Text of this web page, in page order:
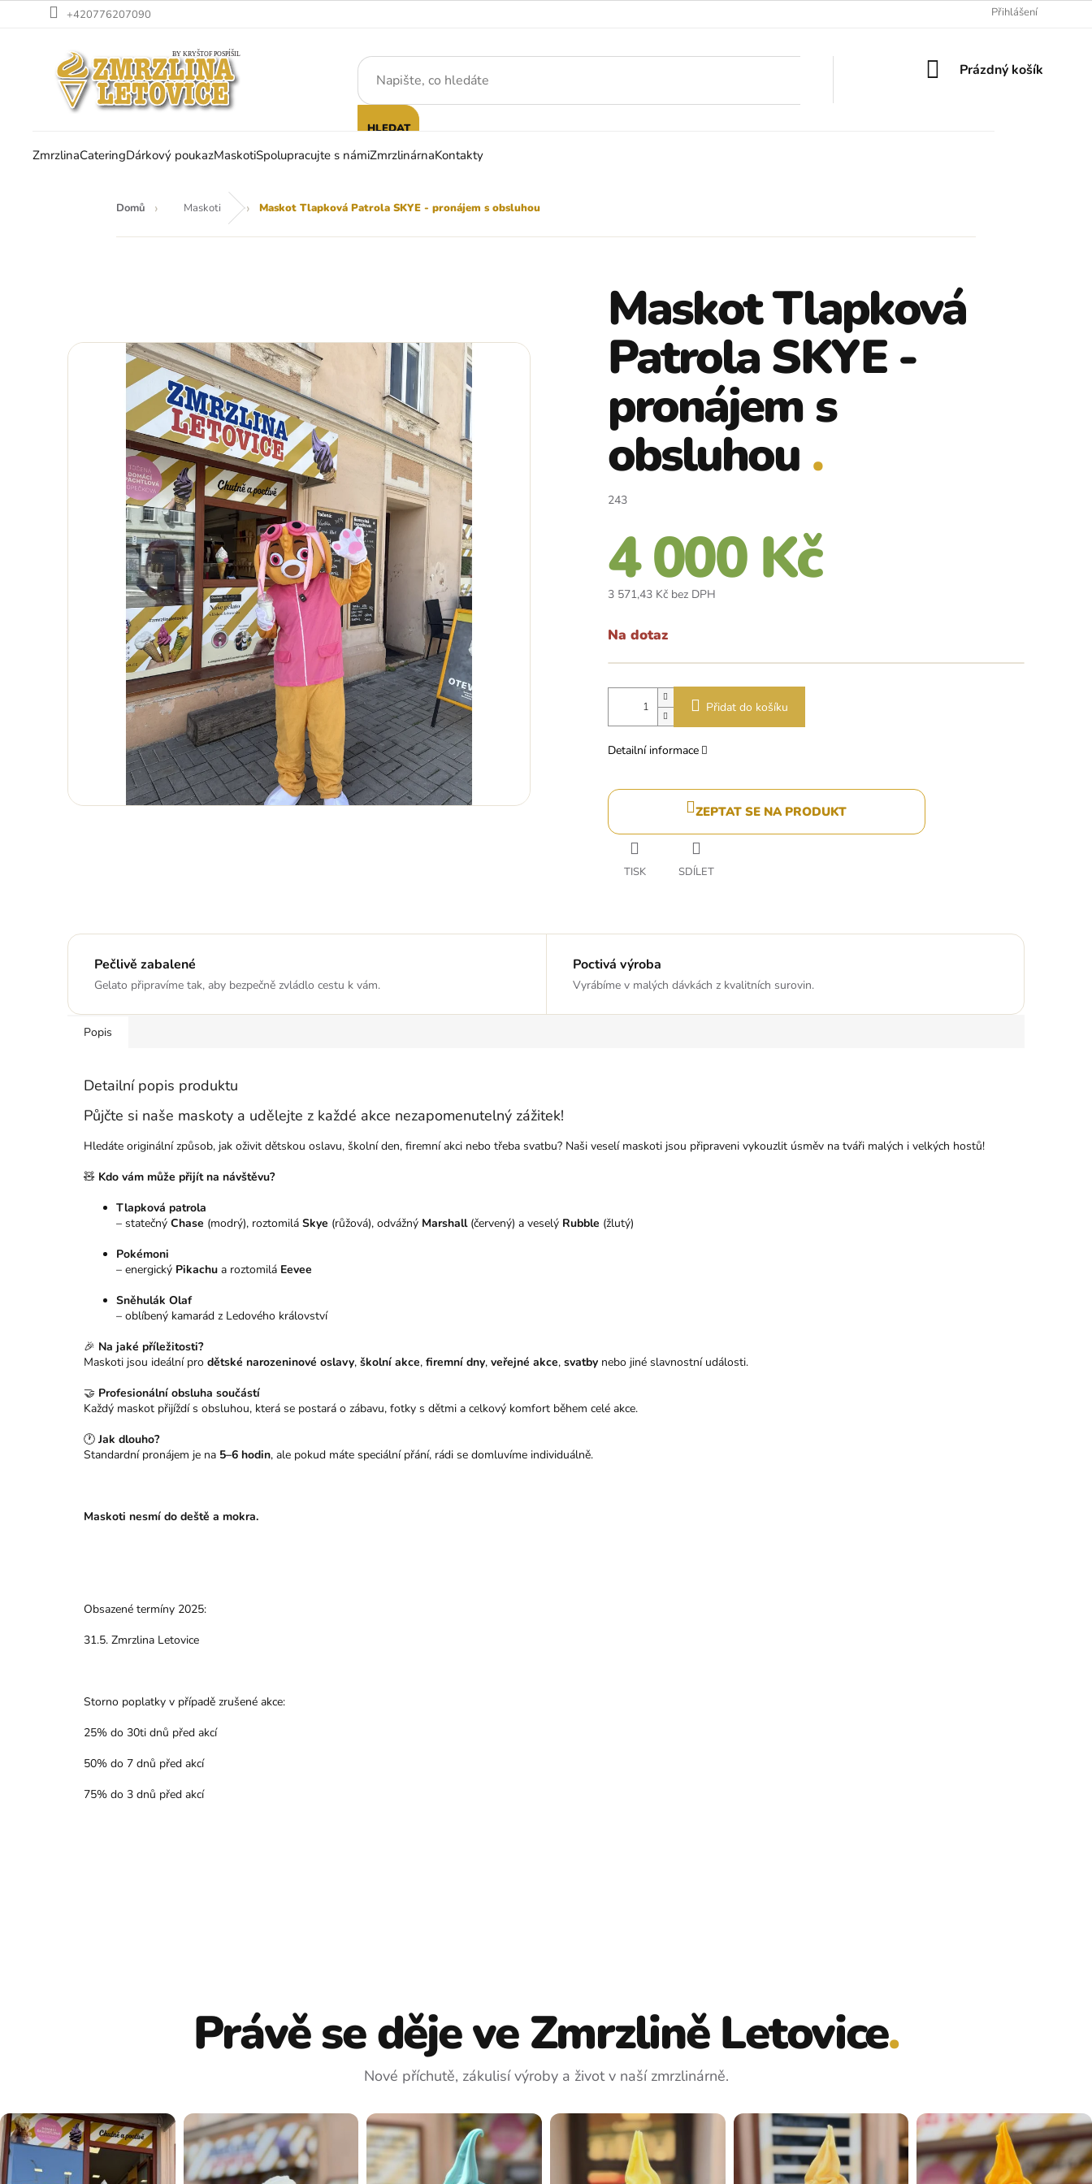
+420776207090 Přihlášení
HLEDAT
NÁKUPNÍ
Prázdný košík
ZmrzlinaCateringDárkový poukazMaskotiSpolupracujte s námiZmrzlinárnaKontakty
Domů Maskoti Maskot Tlapková Patrola SKYE - pronájem s obsluhou
Maskot Tlapková
Patrola SKYE -
pronájem s
obsluhou
243
4 000 Kč
3 571,43 Kč bez DPH
Na dotaz
Přidat do košíku
Detailní informace
TISK
ZEPTAT SE NA PRODUKT
SDÍLET
Pečlivě zabalené
Gelato připravíme tak, aby bezpečně zvládlo cestu k vám.
Poctivá výroba
Vyrábíme v malých dávkách z kvalitních surovin.
Popis
Detailní popis produktu
Půjčte si naše maskoty a udělejte z každé akce nezapomenutelný zážitek!
Hledáte originální způsob, jak oživit dětskou oslavu, školní den, firemní akci nebo třeba svatbu? Naši veselí maskoti jsou připraveni vykouzlit úsměv na tváři malých i velkých hostů!
🧸 Kdo vám může přijít na návštěvu?
Tlapková patrola
– statečný Chase (modrý), roztomilá Skye (růžová), odvážný Marshall(červený) a veselý Rubble (žlutý)
Pokémoni
– energický Pikachu a roztomilá Eevee
Sněhulák Olaf
– oblíbený kamarád z Ledového království
🎉 Na jaké příležitosti?
Maskoti jsou ideální pro dětské narozeninové oslavy, školní akce, firemní dny, veřejné akce, svatby nebo jiné slavnostní události.
🤝 Profesionální obsluha součástí
Každý maskot přijíždí s obsluhou, která se postará o zábavu, fotky s dětmi a celkový komfort během celé akce.
🕐Jak dlouho?
Standardní pronájem je na 5–6 hodin, ale pokud máte speciální přání, rádi se domluvíme individuálně.
Maskoti nesmí do deště a mokra.
Obsazené termíny 2025:
31.5. Zmrzlina Letovice
Storno poplatky v případě zrušené akce:
25% do 30ti dnů před akcí
50% do 7 dnů před akcí
75% do 3 dnů před akcí
Právě se děje ve Zmrzlině Letovice.
Nové příchutě, zákulisí výroby a život v naší zmrzlinárně.